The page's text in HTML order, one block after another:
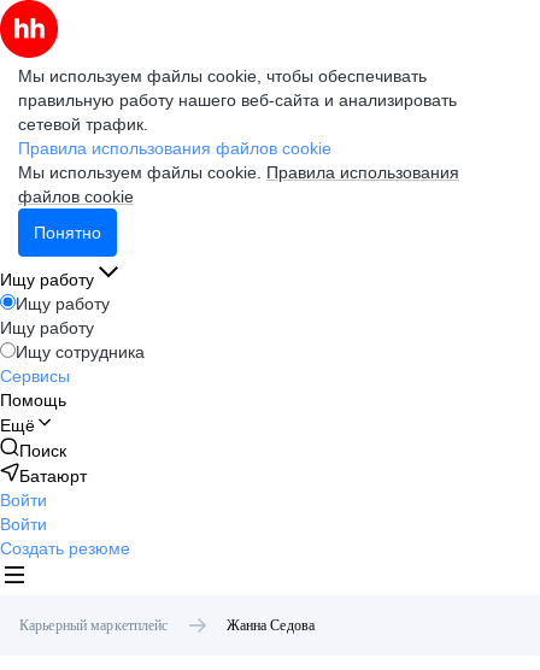
Мы используем файлы cookie, чтобы обеспечивать
правильную работу нашего веб-сайта и анализировать
сетевой трафик.
Правила использования файлов cookie
Мы используем файлы cookie. Правила использования
файлов cookie
Понятно
Ищу работу
Ищу работу
Ищу работу
Ищу сотрудника
Сервисы
Помощь
Ещё
Поиск
Батаюрт
Войти
Войти
Создать резюме
Карьерный маркетплейс Жанна Седова